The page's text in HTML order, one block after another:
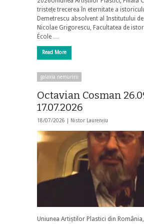
tristețe trecerea în eternitate a
Demetrescu absolvent al Institutului
Nicolae Grigorescu, Facultatea de
École …
Read More
galaxia nemuririi
Octavian Cosman
17.07.2026
18/07/2026 | Nistor Laurențiu
Uniunea Artiștilor Plastici din